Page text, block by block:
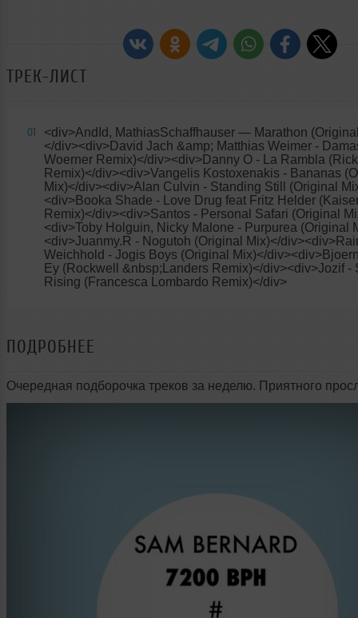
ТРЕК-ЛИСТ
01 <div>AndId, MathiasSchaffhauser — Marathon
</div><div>David Jach &amp; Matthias Weimer -
Woerner Remix)</div><div>Danny O - La Rambla
Remix)</div><div>Vangelis Kostoxenakis - Bananas
Mix)</div><div>Alan Culvin - Standing Still (Original
<div>Booka Shade - Love Drug feat Fritz Helder
Remix)</div><div>Santos - Personal Safari (Original
<div>Toby Holguin, Nicky Malone - Purpurea (Original
<div>Juanmy.R - Nogutoh (Original Mix)</
Weichhold - Jogis Boys (Original Mix)</
Ey (Rockwell &nbsp;Landers Remix)</div><div>Jozif -
Rising (Francesca Lombardo Remix)</div>
ПОДРОБНЕЕ
Очередная подборочка треков за неделю. Приятного